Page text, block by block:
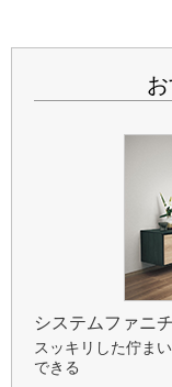
システムファニ
スッキリした佇ま
できる